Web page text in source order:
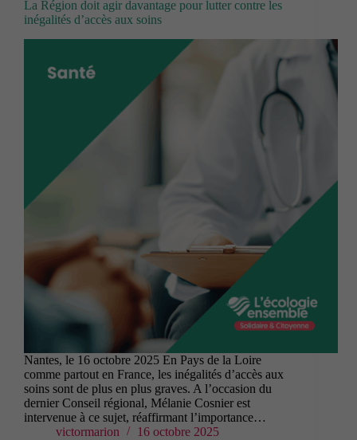
La Région doit agir davantage pour lutter contre les
inégalités d’accès aux soins
Nantes, le 16 octobre 2025 En Pays de la Loire
comme partout en France, les inégalités d’accès aux
soins sont de plus en plus graves. A l’occasion du
dernier Conseil régional, Mélanie Cosnier est
intervenue à ce sujet, réaffirmant l’importance…
victormarion
16 octobre 2025